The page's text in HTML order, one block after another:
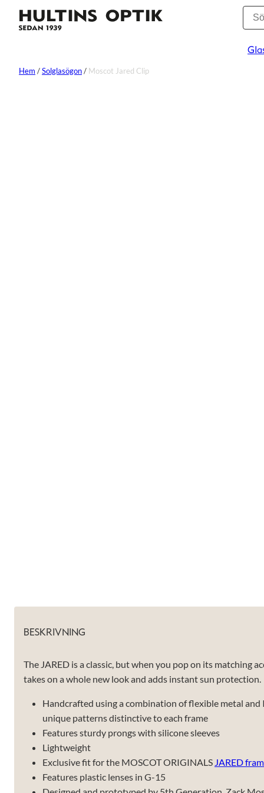
Hem /Solglasögon/ Moscot Jared Clip
BESKRIVNING
The JARED is a classic, but when you pop on its matching
takes on a whole new look and adds instant sun protection.
Handcrafted using a combination of flexible metal
unique patterns distinctive to each frame
Features sturdy prongs with silicone sleeves
Lightweight
Exclusive fit for the MOSCOT ORIGINALS JARED
Features plastic lenses in G-15
För att vi ska
hemsidans
funktionalitet
uppbyggnad,
baserat på
hur hemsidan
används.
Upplevelse
För att vår